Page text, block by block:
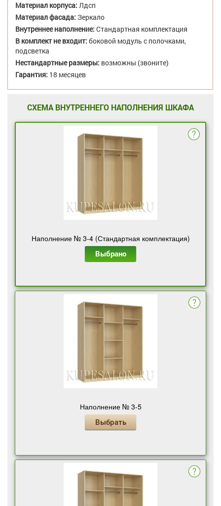
Материал корпуса: Лдсп
Материал фасада: Зеркало
Внутреннее наполнение: Стандартная комплектация
В комплект не входит: боковой модуль с полочками,
подсветка
Нестандартные размеры: возможны (звоните)
Гарантия: 18 месяцев
СХЕМА ВНУТРЕННЕГО НАПОЛНЕНИЯ ШКАФА
Наполнение № 3-4 (Стандартная комплектация)
Выбрано
Наполнение № 3-5
Выбрать